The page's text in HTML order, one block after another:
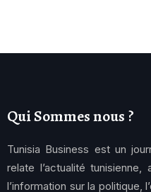
Qui Sommes nous ?
Tunisia Business est un
relate l’actualité
l’information sur la politique,